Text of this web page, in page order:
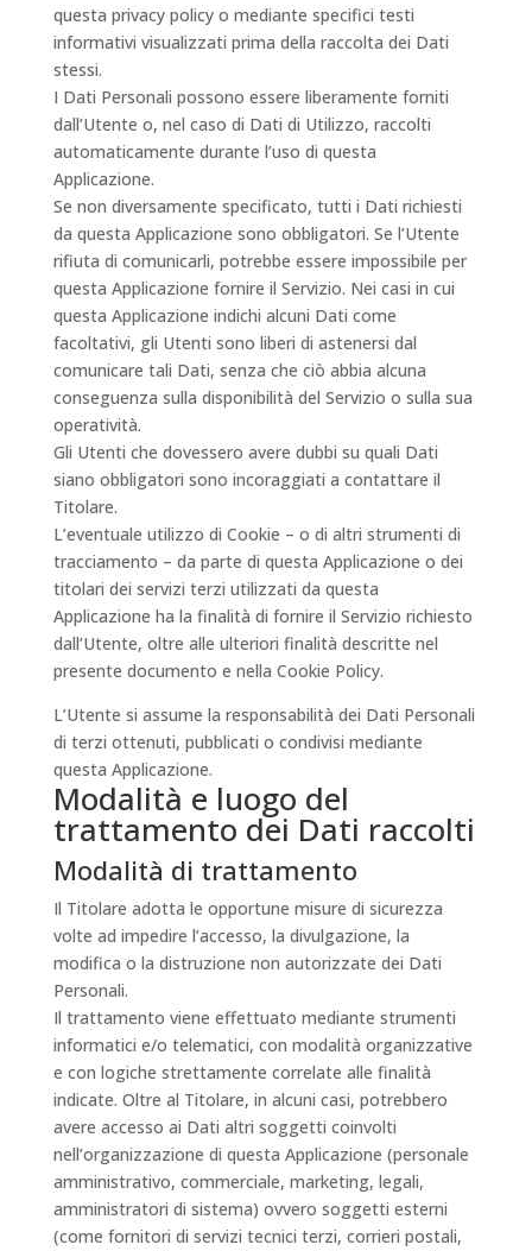
questa privacy policy o mediante specifici testi
informativi visualizzati prima della raccolta dei Dati
stessi.
I Dati Personali possono essere liberamente forniti
dall’Utente o, nel caso di Dati di Utilizzo, raccolti
automaticamente durante l’uso di questa
Applicazione.
Se non diversamente specificato, tutti i Dati richiesti
da questa Applicazione sono obbligatori. Se l’Utente
rifiuta di comunicarli, potrebbe essere impossibile per
questa Applicazione fornire il Servizio. Nei casi in cui
questa Applicazione indichi alcuni Dati come
facoltativi, gli Utenti sono liberi di astenersi dal
comunicare tali Dati, senza che ciò abbia alcuna
conseguenza sulla disponibilità del Servizio o sulla sua
operatività.
Gli Utenti che dovessero avere dubbi su quali Dati
siano obbligatori sono incoraggiati a contattare il
Titolare.
L’eventuale utilizzo di Cookie – o di altri strumenti di
tracciamento – da parte di questa Applicazione o dei
titolari dei servizi terzi utilizzati da questa
Applicazione ha la finalità di fornire il Servizio richiesto
dall’Utente, oltre alle ulteriori finalità descritte nel
presente documento e nella Cookie Policy.
L’Utente si assume la responsabilità dei Dati Personali
di terzi ottenuti, pubblicati o condivisi mediante
questa Applicazione.
Modalità e luogo del
trattamento dei Dati raccolti
Modalità di trattamento
Il Titolare adotta le opportune misure di sicurezza
volte ad impedire l’accesso, la divulgazione, la
modifica o la distruzione non autorizzate dei Dati
Personali.
Il trattamento viene effettuato mediante strumenti
informatici e/o telematici, con modalità organizzative
e con logiche strettamente correlate alle finalità
indicate. Oltre al Titolare, in alcuni casi, potrebbero
avere accesso ai Dati altri soggetti coinvolti
nell’organizzazione di questa Applicazione (personale
amministrativo, commerciale, marketing, legali,
amministratori di sistema) ovvero soggetti esterni
(come fornitori di servizi tecnici terzi, corrieri postali,